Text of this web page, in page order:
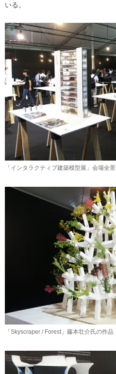
いる。
「インタラクティブ建築模型展」会場全景
「Skyscraper / Forest」藤本壮介氏の作品